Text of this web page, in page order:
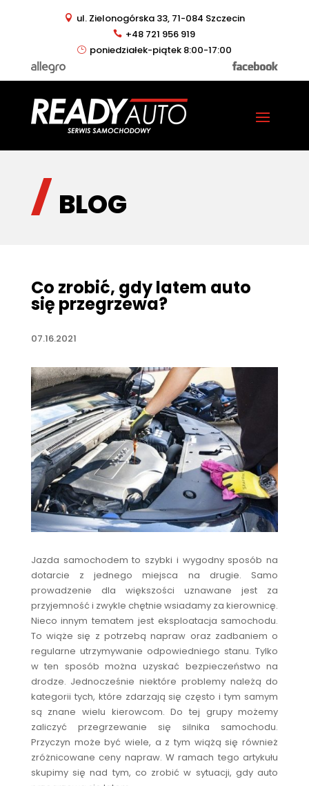
ul. Zielonogórska 33, 71-084 Szczecin
+48 721 956 919
poniedziałek-piątek 8:00-17:00
BLOG
Co zrobić, gdy latem auto
się przegrzewa?
07.16.2021
Jazda samochodem to szybki i wygodny sposób na
dotarcie z jednego miejsca na drugie. Samo
prowadzenie dla większości uznawane jest za
przyjemność i zwykle chętnie wsiadamy za kierownicę.
Nieco innym tematem jest eksploatacja samochodu.
To wiąże się z potrzebą napraw oraz zadbaniem o
regularne utrzymywanie odpowiedniego stanu. Tylko
w ten sposób można uzyskać bezpieczeństwo na
drodze. Jednocześnie niektóre problemy należą do
kategorii tych, które zdarzają się często i tym samym
są znane wielu kierowcom. Do tej grupy możemy
zaliczyć przegrzewanie się silnika samochodu.
Przyczyn może być wiele, a z tym wiążą się również
zróżnicowane ceny napraw. W ramach tego artykułu
skupimy się nad tym, co zrobić w sytuacji, gdy auto